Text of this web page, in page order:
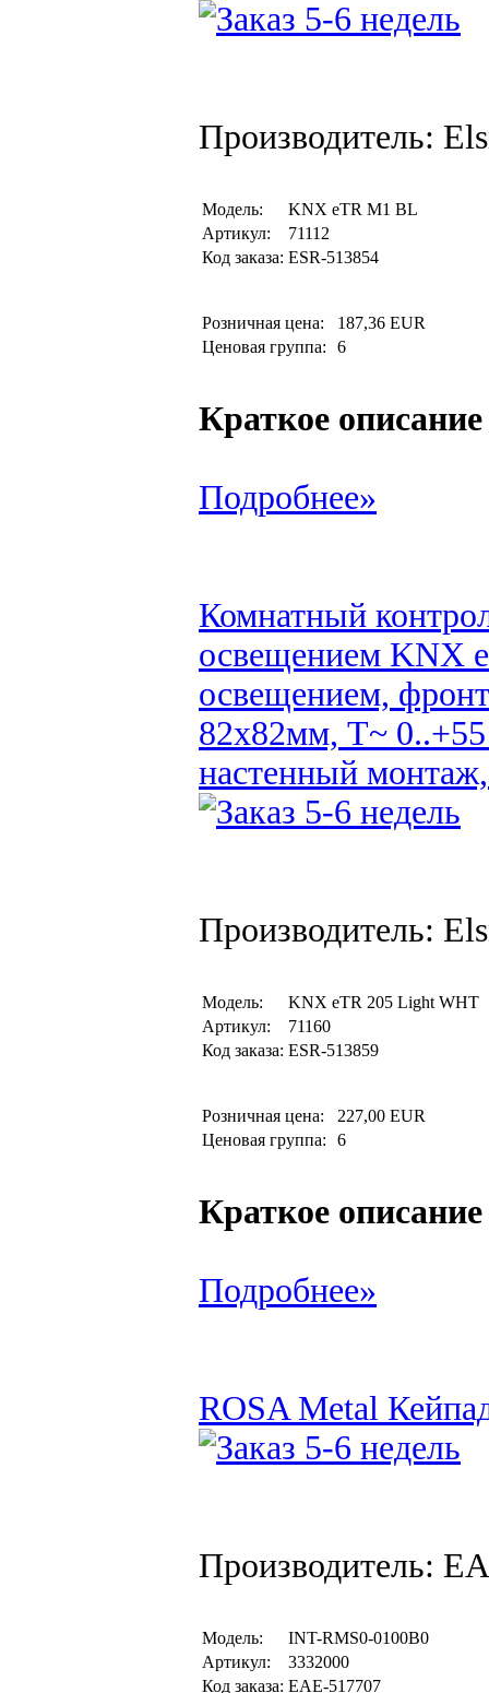
Производитель:
Модель:
KNX eTR M1 BL
Артикул:
71112
Код заказа: ESR-513854
Розничная цена:
187,36 EUR
Ценовая группа:
6
Краткое описание
Подробнее»
Комнатный
освещением KNX
освещением,
82x82мм, T~
настенный
Производитель:
Модель:
KNX eTR 205 Light WHT
Артикул:
71160
Код заказа: ESR-513859
Розничная цена:
227,00 EUR
Ценовая группа:
6
Краткое описание
Подробнее»
ROSA Metal
Производитель:
Модель:
INT-RMS0-0100B0
Артикул:
3332000
Код заказа: EAE-517707